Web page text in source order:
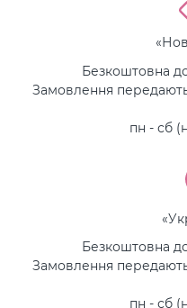
Безкоштовна
Замовлення
пн - сб
Безкоштовна
Замовлення
пн - сб